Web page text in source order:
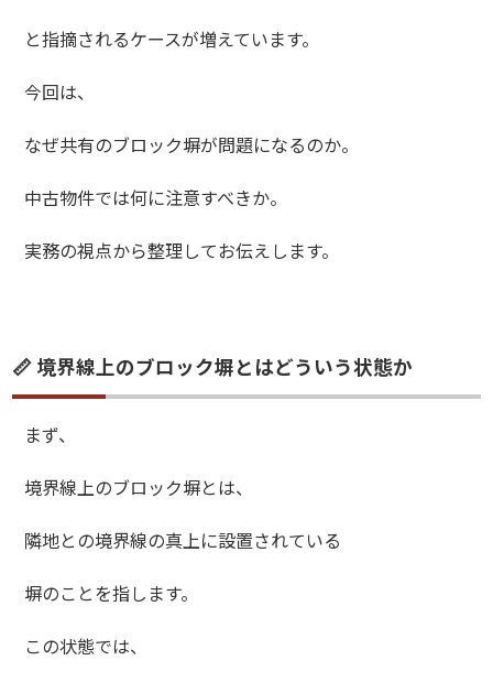
と指摘されるケースが増えています。
今回は、
なぜ共有のブロック塀が問題になるのか。
中古物件では何に注意すべきか。
実務の視点から整理してお伝えします。
📏 境界線上のブロック塀とはどういう状態か
まず、
境界線上のブロック塀とは、
隣地との境界線の真上に設置されている
塀のことを指します。
この状態では、